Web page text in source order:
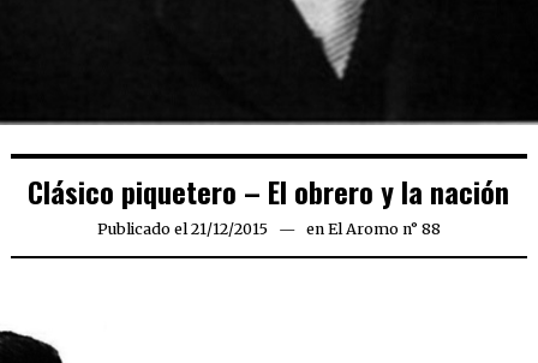
Clásico piquetero – El obrero y la nación
Publicado el 21/12/201521/12/2015
en El Aromo n° 88